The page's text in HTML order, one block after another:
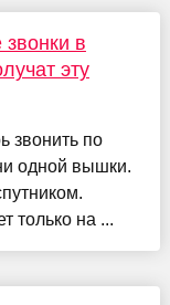
звонки в
эту
звонить по
одной вышки.
только на ...